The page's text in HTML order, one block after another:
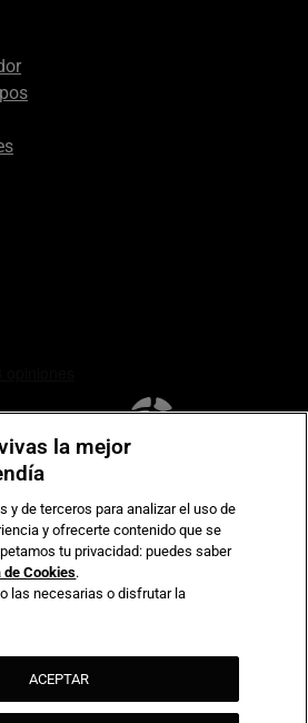
en pagos electrónicos
la mejor
y de terceros para analizar el uso de
y ofrecerte contenido que se
tu privacidad: puedes saber
de Cookies.
las necesarias o disfrutar la
ACEPTAR